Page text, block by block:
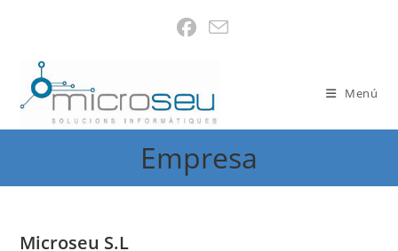
Menú
Empresa
Microseu S.L